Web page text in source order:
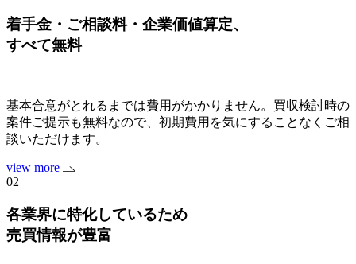
着手金・ご相談料・企業価値算定、
すべて無料
基本合意がとれるまでは費用がかかりません。買収検討時の
案件ご提示も無料なので、初期費用を気にすることなくご相
談いただけます。
view more
02
各業界に特化しているため
売買情報が豊富